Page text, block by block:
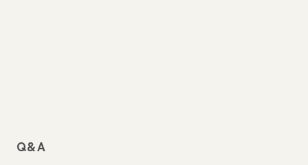
Q&A